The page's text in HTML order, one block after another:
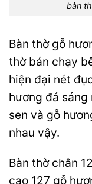
bàn
Bàn thờ gỗ
thờ bán chạy
hiện đại nét
hương đá sáng
sen và gỗ
nhau vậy.
Bàn thờ chân
cao 127 gỗ